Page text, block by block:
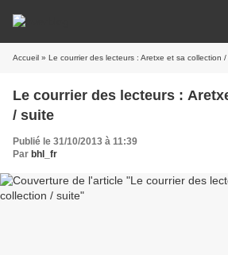
Accueil » Le courrier des lecteurs : Aretxe et sa collection /
Le courrier des lecteurs :
/ suite
Publié le 31/10/2013 à 11:39
Par bhl_fr